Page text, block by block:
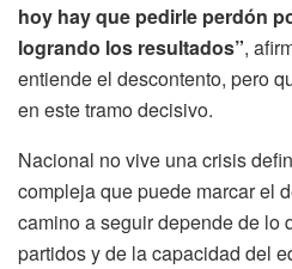
hoy hay que pedirle perdón
logrando los resultados”,
entiende el descontento, pero
en este tramo decisivo.
Nacional no vive una crisis
compleja que puede marcar el
camino a seguir depende de lo
partidos y de la capacidad del